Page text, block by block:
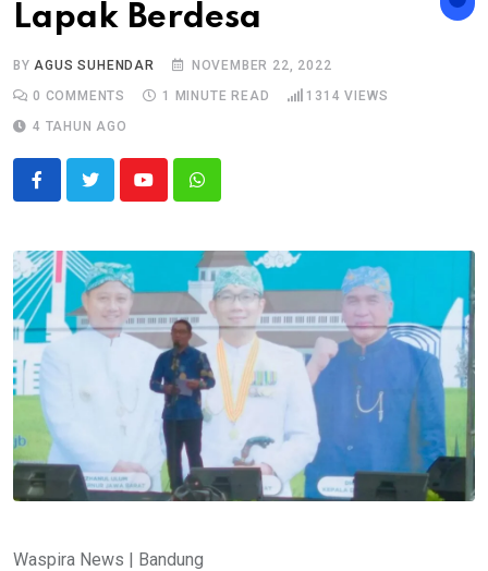
Lapak Berdesa
BYAGUS SUHENDAR
NOVEMBER 22, 2022
0 COMMENTS 1 MINUTE READ 1314 VIEWS
4 TAHUN AGO
YoutubeWhatsapp
Waspira News | Bandung